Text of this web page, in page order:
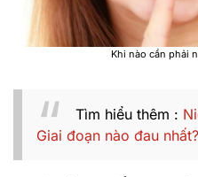
Khi nào cần phải
Tìm hiểu thêm :
Giai đoạn nào đau nhất?